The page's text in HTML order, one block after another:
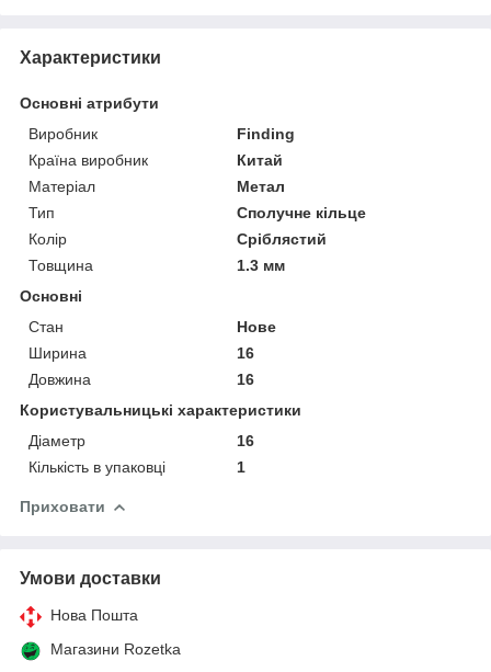
Характеристики
Основні атрибути
Виробник
Finding
Країна виробник
Китай
Матеріал
Метал
Тип
Сполучне кільце
Колір
Сріблястий
Товщина
1.3 мм
Основні
Стан
Нове
Ширина
16
Довжина
16
Користувальницькі характеристики
Діаметр
16
Кількість в упаковці
1
Приховати
Умови доставки
Нова Пошта
Магазини Rozetka